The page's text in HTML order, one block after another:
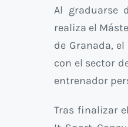
Al graduarse
realiza el
de Granada,
con el sector
entrenador
Tras finalizar